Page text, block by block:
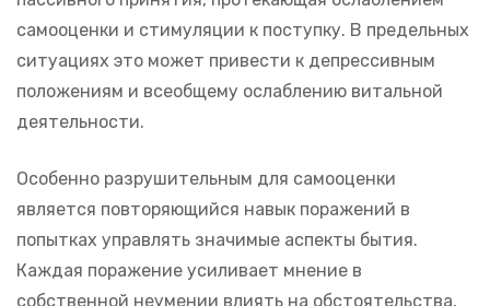
самооценки и стимуляции к поступку. В предельных
ситуациях это может привести к депрессивным
положениям и всеобщему ослаблению витальной
деятельности.
Особенно разрушительным для самооценки
является повторяющийся навык поражений в
попытках управлять значимые аспекты бытия.
Каждая поражение усиливает мнение в
собственной неумении влиять на обстоятельства,